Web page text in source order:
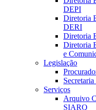
DEPI
Diretoria
DERI
Diretoria
Diretoria
e
Legislação
Serviços
Arquivo
SIARQ